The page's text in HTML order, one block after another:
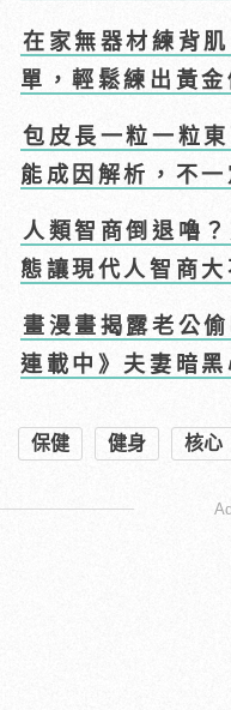
在家無器材練背
單，輕鬆練出黃金
包皮長一粒一粒
能成因解析，不一
人類智商倒退嚕
態讓現代人智商大
畫漫畫揭露老公
連載中》夫妻暗黑
保健 健身 核心